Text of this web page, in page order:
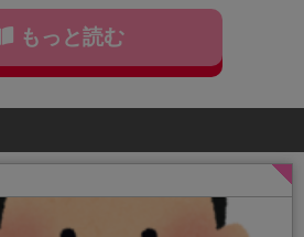
もっと読む